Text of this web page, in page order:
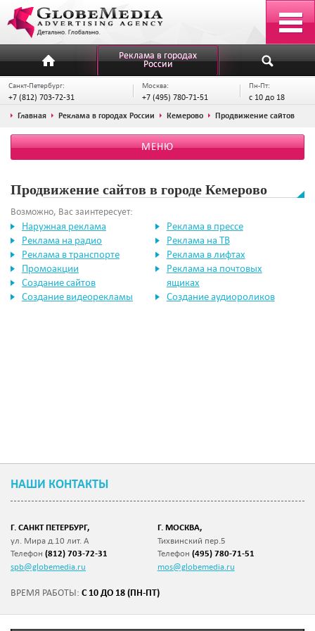
Реклама в городах
России
Санкт-Петербург:
+7 (812) 703-72-31
Москва:
+7 (495) 780-71-51
Пн-Пт:
с 10 до 18
Главная Реклама в городах России Кемерово Продвижение сайтов
МЕНЮ
Продвижение сайтов в городе Кемерово
Возможно, Вас заинтересует:
Наружная реклама
Реклама на радио
Реклама в транспорте
Промоакции
Создание сайтов
Создание видеорекламы
Реклама в прессе
Реклама на ТВ
Реклама в лифтах
Реклама на почтовых
ящиках
Создание аудиороликов
НАШИ КОНТАКТЫ
Г. САНКТ ПЕТЕРБУРГ,
ул. Мира д.10 лит. А
Телефон (812) 703-72-31
spb@globemedia.ru
Г. МОСКВА,
Тихвинский пер.5
Телефон (495) 780-71-51
mos@globemedia.ru
ВРЕМЯ РАБОТЫ: С 10 ДО 18 (ПН-ПТ)